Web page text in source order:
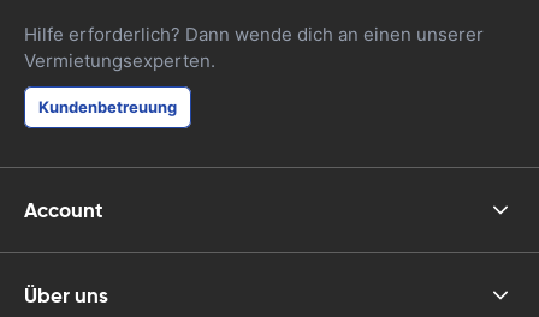
Hilfe erforderlich? Dann wende dich an einen unserer
Vermietungsexperten.
Kundenbetreuung
Account
Über uns